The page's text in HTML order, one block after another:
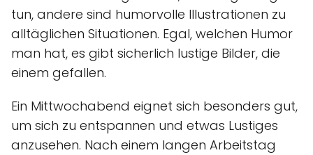
tun, andere sind humorvolle Illustrationen zu
alltäglichen Situationen. Egal, welchen Humor
man hat, es gibt sicherlich lustige Bilder, die
einem gefallen.
Ein Mittwochabend eignet sich besonders gut,
um sich zu entspannen und etwas Lustiges
anzusehen. Nach einem langen Arbeitstag